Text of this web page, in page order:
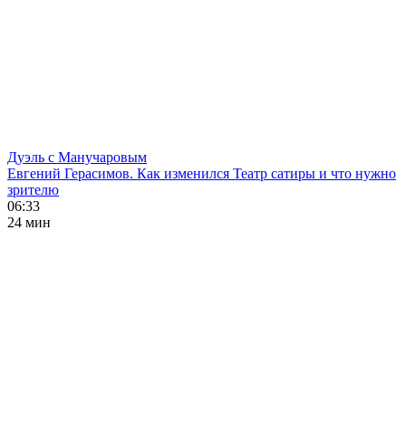
Дуэль с Манучаровым
Евгений Герасимов. Как изменился Театр сатиры и что нужно
зрителю
06:33
24 мин